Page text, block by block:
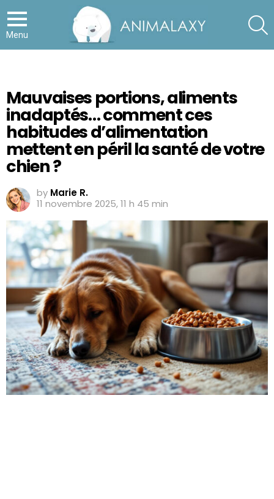
Menu
Mauvaises portions, aliments
inadaptés… comment ces
habitudes d’alimentation
mettent en péril la santé de votre
chien ?
by Marie R.
11 novembre 2025, 11 h 45 min